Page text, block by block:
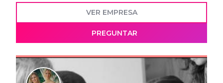
VER EMPRESA
PREGUNTAR